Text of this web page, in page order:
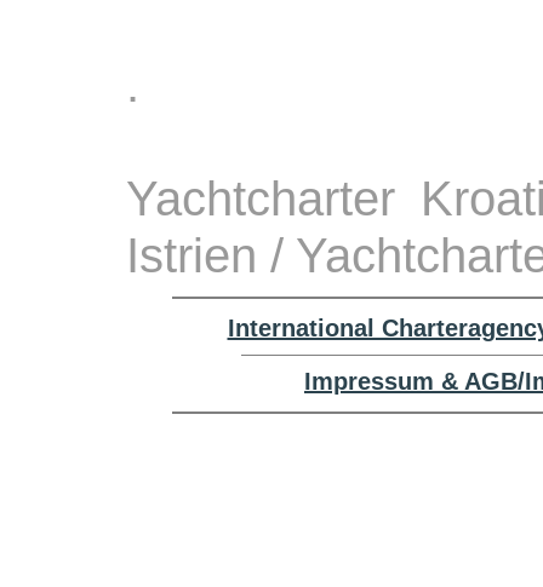
.
Yachtcharter
Istrien /
International
Impressum & AGB/